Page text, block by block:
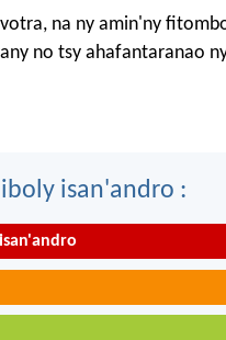
na ny amin'ny
no tsy ahafantaranao
isan'andro :